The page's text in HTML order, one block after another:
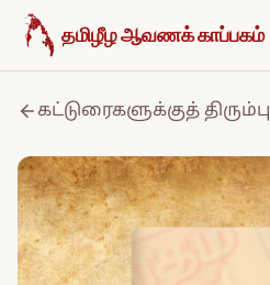
உள்ளடக்கத்திற்குச் செல்க
தமிழீழ ஆவணக் காப்பகம்
கட்டுரைகளுக்குத் திரும்பு